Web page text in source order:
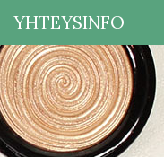
YHTEYSINFO